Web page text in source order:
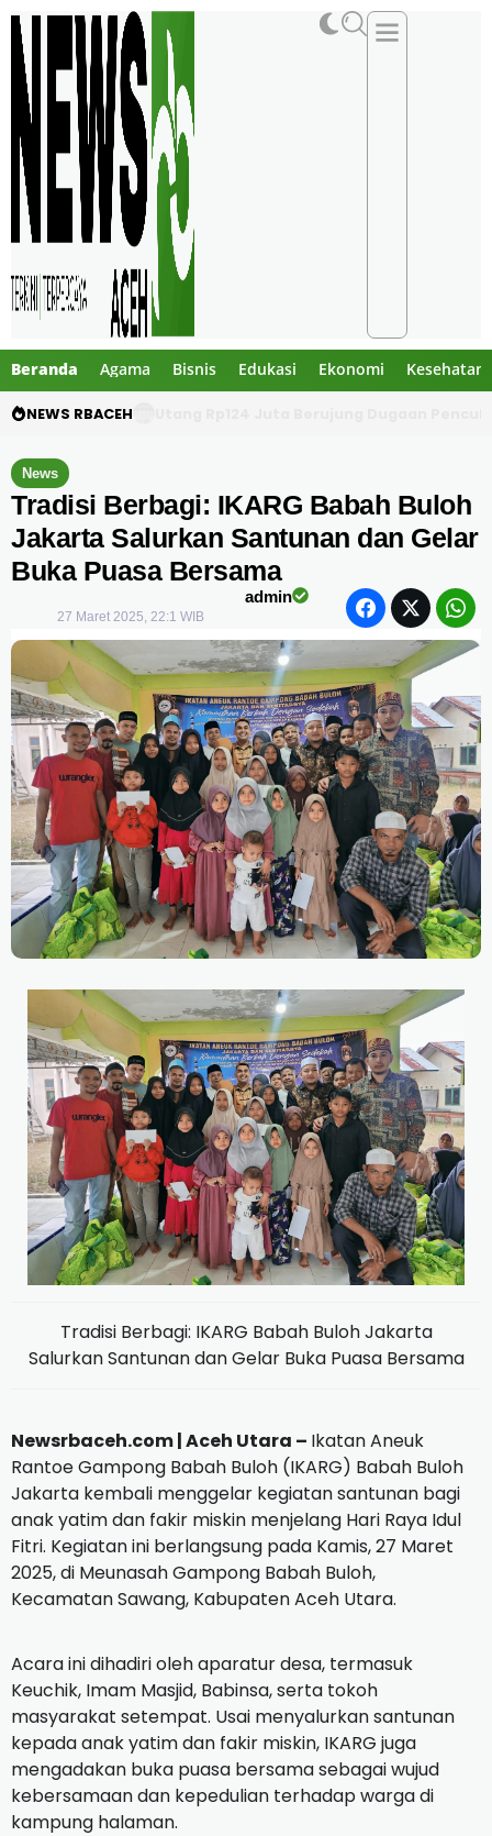
Beranda Agama Bisnis Edukasi Ekonomi Kesehatan
NEWS RBACEH
News
Tradisi Berbagi: IKARG Babah Buloh
Jakarta Salurkan Santunan dan Gelar
Buka Puasa Bersama
admin
27 Maret 2025, 22:1 WIB
Tradisi Berbagi: IKARG Babah Buloh Jakarta
Salurkan Santunan dan Gelar Buka Puasa Bersama
Newsrbaceh.com | Aceh Utara – Ikatan Aneuk
Rantoe Gampong Babah Buloh (IKARG) Babah Buloh
Jakarta kembali menggelar kegiatan santunan bagi
anak yatim dan fakir miskin menjelang Hari Raya Idul
Fitri. Kegiatan ini berlangsung pada Kamis, 27 Maret
2025, di Meunasah Gampong Babah Buloh,
Kecamatan Sawang, Kabupaten Aceh Utara.
Acara ini dihadiri oleh aparatur desa, termasuk
Keuchik, Imam Masjid, Babinsa, serta tokoh
masyarakat setempat. Usai menyalurkan santunan
kepada anak yatim dan fakir miskin, IKARG juga
mengadakan buka puasa bersama sebagai wujud
kebersamaan dan kepedulian terhadap warga di
kampung halaman.